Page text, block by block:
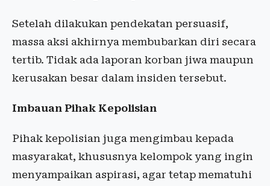
Setelah dilakukan pendekatan persuasif,
massa aksi akhirnya membubarkan diri secara
tertib. Tidak ada laporan korban jiwa maupun
kerusakan besar dalam insiden tersebut.
Imbauan Pihak Kepolisian
Pihak kepolisian juga mengimbau kepada
masyarakat, khususnya kelompok yang ingin
menyampaikan aspirasi, agar tetap mematuhi